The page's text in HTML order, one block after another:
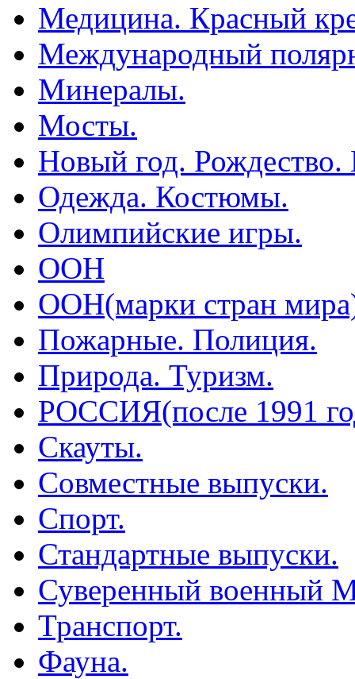
Медицина. Красный
Международный
Минералы.
Мосты.
Новый год. Рождество.
Одежда. Костюмы.
Олимпийские игры.
ООН
ООН(марки стран
Пожарные. Полиция.
Природа. Туризм.
РОССИЯ(после 1991
Скауты.
Совместные выпуски.
Спорт.
Стандартные выпуски.
Суверенный военный
Транспорт.
Фауна.